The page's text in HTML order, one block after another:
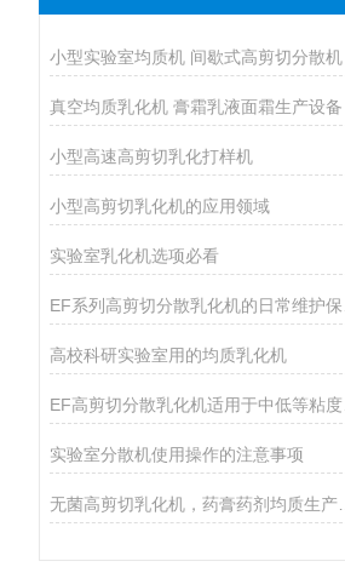
真空均质乳化机 膏霜乳液面霜生产设备
小型高速高剪切乳化打样机
小型高剪切乳化机的应用领域
实验室乳化机选项必看
高校科研实验室用的均质乳化机
实验室分散机使用操作的注意事项